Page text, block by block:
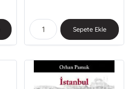
Sepete Ekle